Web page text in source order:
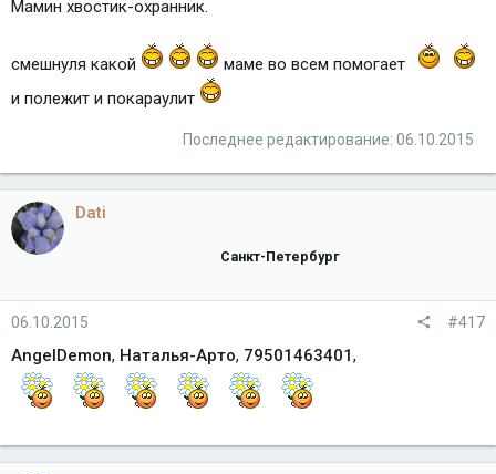
Мамин хвостик-охранник.
смешнуля какой
маме во всем помогает
и полежит и покараулит
Последнее редактирование: 06.10.2015
Dati
Санкт-Петербург
06.10.2015 #417
AngelDemon, Наталья-Арто, 79501463401,